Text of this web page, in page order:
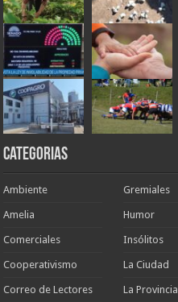
Categorias
Ambiente
Amelia
Comerciales
Cooperativismo
Correo de Lectores
Gremiales
Humor
Insólitos
La Ciudad
La Provincia